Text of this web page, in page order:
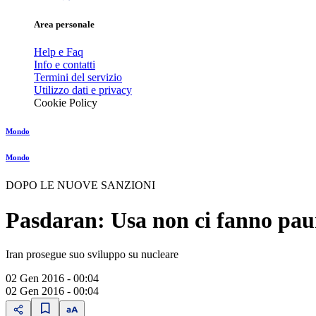
Area personale
Help e Faq
Info e contatti
Termini del servizio
Utilizzo dati e privacy
Cookie Policy
Mondo
Mondo
DOPO LE NUOVE SANZIONI
Pasdaran: Usa non ci fanno
Iran prosegue suo sviluppo su nucleare
02 Gen 2016 - 00:04
02 Gen 2016 - 00:04